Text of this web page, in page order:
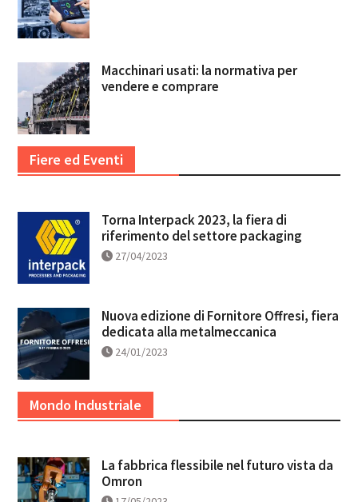
Macchinari usati: la normativa per
vendere e comprare
Fiere ed Eventi
Torna Interpack 2023, la fiera di
riferimento del settore packaging
27/04/2023
Nuova edizione di Fornitore Offresi, fiera
dedicata alla metalmeccanica
24/01/2023
Mondo Industriale
La fabbrica flessibile nel futuro vista da
Omron